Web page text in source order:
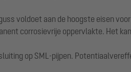
voldoet aan de hoogste eisen
corrosievrije oppervlakte. Het
op SML-pijpen.